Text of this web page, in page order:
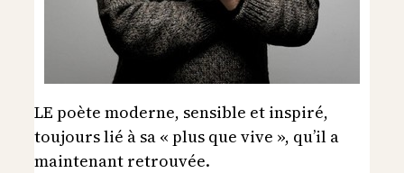
LE poète moderne, sensible et inspiré,
toujours lié à sa « plus que vive », qu’il a
maintenant retrouvée.